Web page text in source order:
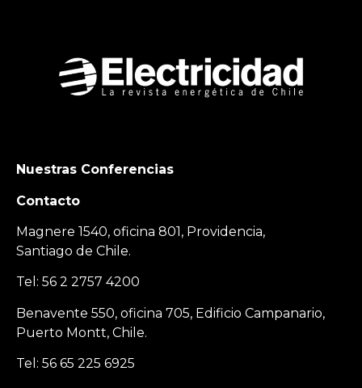
Nuestras Conferencias
Contacto
Magnere 1540, oficina 801, Providencia,
Santiago de Chile.
Tel: 56 2 2757 4200
Benavente 550, oficina 705, Edificio Campanario,
Puerto Montt, Chile.
Tel: 56 65 225 6925